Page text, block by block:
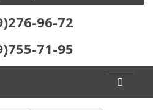
96-72
71-95